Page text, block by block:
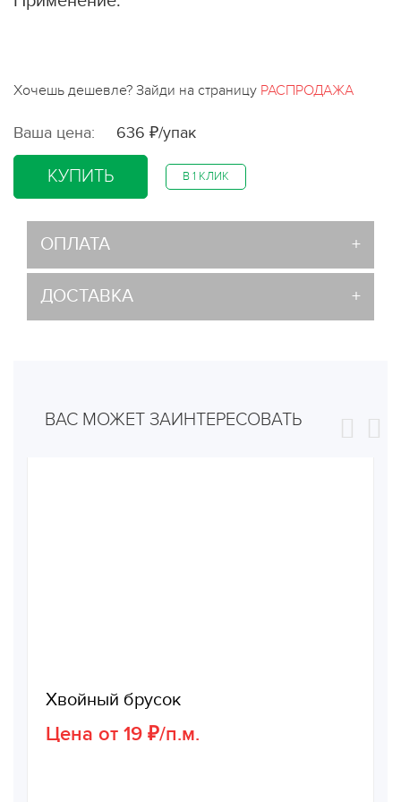
Хочешь дешевле? Зайди на страницу РАСПРОДАЖА
Ваша цена: 636 ₽/упак
КУПИТЬ В 1 КЛИК
ОПЛАТА
ДОСТАВКА
ВАС МОЖЕТ ЗАИНТЕРЕСОВАТЬ
Хвойный брусок
Цена от 19 ₽/п.м.